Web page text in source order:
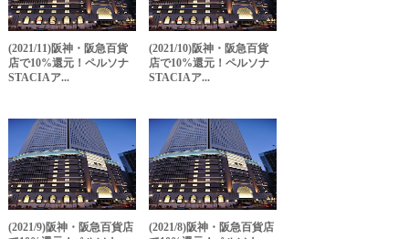
(2021/11)阪神・阪急百貨
店で10%還元！ペルソナ
STACIAア...
(2021/10)阪神・阪急百貨
店で10%還元！ペルソナ
STACIAア...
(2021/9)阪神・阪急百貨店
(2021/8)阪神・阪急百貨店